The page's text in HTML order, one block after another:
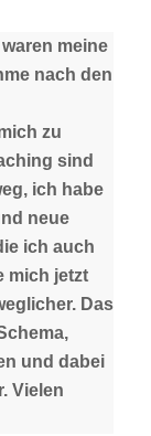
meine
nach den
zu
sind
ich habe
neue
ich auch
mich jetzt
Das
und dabei
Vielen